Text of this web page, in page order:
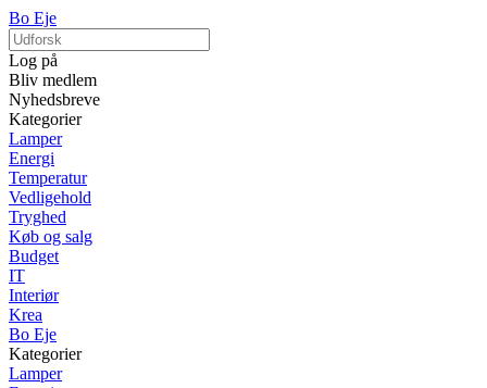
Bo Eje
Log på
Bliv medlem
Nyhedsbreve
Kategorier
Lamper
Energi
Temperatur
Vedligehold
Tryghed
Køb og salg
Budget
IT
Interiør
Krea
Bo Eje
Kategorier
Lamper